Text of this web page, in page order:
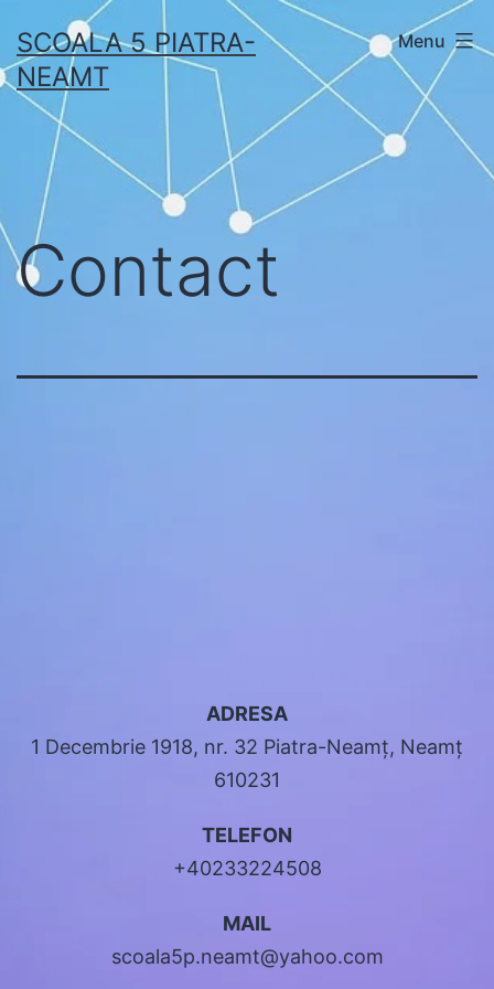
to
content
SCOALA 5 PIATRA-
NEAMT
Menu
Contact
ADRESA
1 Decembrie 1918, nr. 32 Piatra-Neamț, Neamț
610231
TELEFON
+40233224508
MAIL
scoala5p.neamt@yahoo.com